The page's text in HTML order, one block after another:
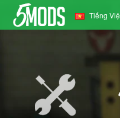
Tiếng